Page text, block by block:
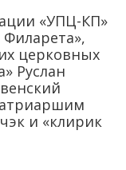
«УПЦ-КП»
церковных
Руслан
и «клирик